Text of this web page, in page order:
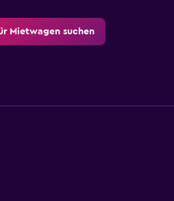
Mietwagen suchen